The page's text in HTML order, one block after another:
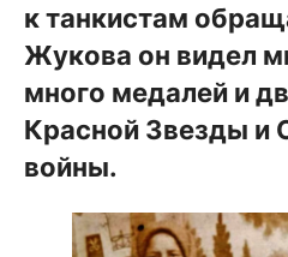
к танкистам
Жукова он видел
много медалей и
Красной Звезды и
войны.